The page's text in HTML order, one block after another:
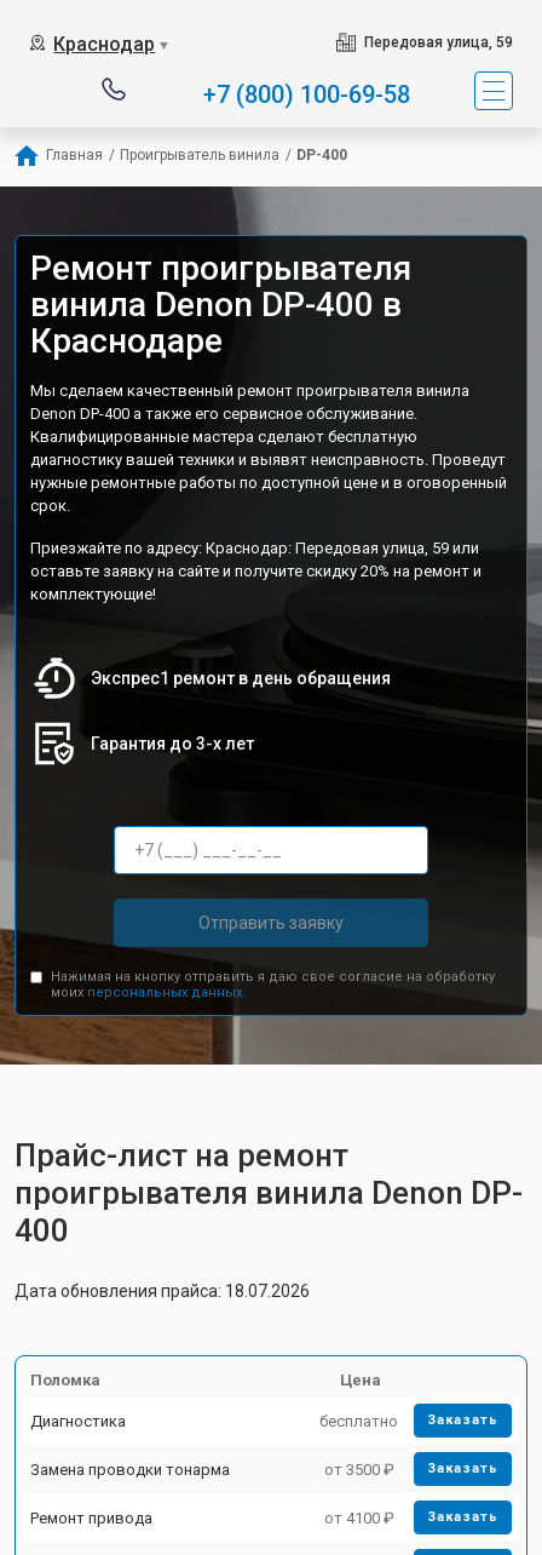
Краснодар ▼ Передовая улица, 59
+7 (800) 100-69-58
Главная / Проигрыватель винила / DP-400
Ремонт проигрывателя
винила Denon DP-400 в
Краснодаре
Мы сделаем качественный ремонт проигрывателя винила
Denon DP-400 а также его сервисное обслуживание.
Квалифицированные мастера сделают бесплатную
диагностику вашей техники и выявят неисправность. Проведут
нужные ремонтные работы по доступной цене и в оговоренный
срок.
Приезжайте по адресу: Краснодар: Передовая улица, 59 или
оставьте заявку на сайте и получите скидку 20% на ремонт и
комплектующие!
Экспрес1 ремонт в день обращения
Гарантия до 3-х лет
Отправить заявку
Нажимая на кнопку отправить я даю свое согласие на обработку
моих персональных данных.
Прайс-лист на ремонт
проигрывателя винила Denon DP-
400
Дата обновления прайса: 18.07.2026
Поломка Цена
Диагностика бесплатно Заказать
Замена проводки тонарма от 3500 ₽ Заказать
Ремонт привода от 4100 ₽ Заказать